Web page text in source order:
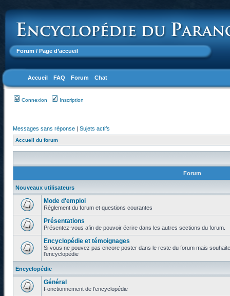
Forum / Page d’accueil
Accueil FAQ Forum Chat
Connexion Inscription
Messages sans réponse | Sujets actifs
Accueil du forum
Forum
Nouveaux utilisateurs
Mode d'emploi
Règlement du forum et questions courantes
Présentations
Présentez-vous afin de pouvoir écrire dans les autres sections du forum.
Encyclopédie et témoignages
Si vous ne pouvez pas encore poster dans le reste du forum mais
l'encyclopédie
Encyclopédie
Général
Fonctionnement de l'encyclopédie